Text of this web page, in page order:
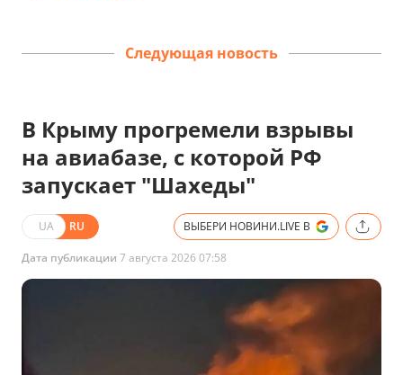
Следующая новость
В Крыму прогремели взрывы
на авиабазе, с которой РФ
запускает "Шахеды"
UA RU ВЫБЕРИ НОВИНИ.LIVE В
Дата публикации 7 августа 2026 07:58